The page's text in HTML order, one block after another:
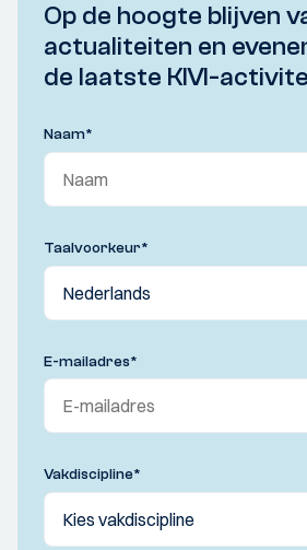
Op de hoogte blijven
actualiteiten en
de laatste KIVI-
Naam*
Taalvoorkeur*
E-mailadres*
Vakdiscipline*